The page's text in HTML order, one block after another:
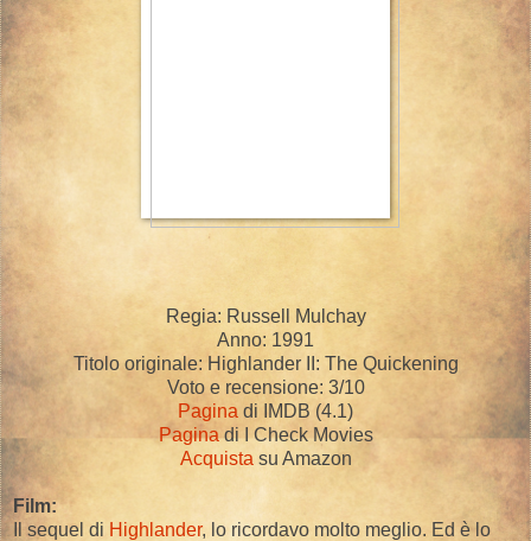
Regia: Russell Mulchay
Anno: 1991
Titolo originale: Highlander II: The Quickening
Voto e recensione: 3/10
Pagina di IMDB (4.1)
Paginadi I Check Movies
Acquista su Amazon
Film:
Il sequel di Highlander, lo ricordavo molto meglio. Ed è lo